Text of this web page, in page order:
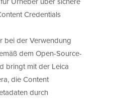
Credentials
bei der Verwendung
dem Open-Source-
bringt mit der Leica
die Content
durch